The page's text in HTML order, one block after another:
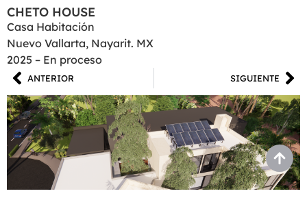
CHETO HOUSE
Casa Habitación
Nuevo Vallarta, Nayarit. MX
2025 – En proceso
ANTERIOR SIGUIENTE